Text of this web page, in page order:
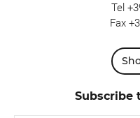
Tel
Fax
Subscribe